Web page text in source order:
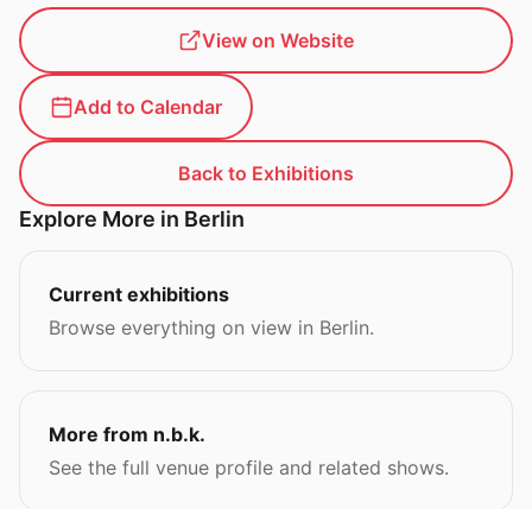
View on Website
Add to Calendar
Back to Exhibitions
Explore More in Berlin
Current exhibitions
Browse everything on view in Berlin.
More from n.b.k.
See the full venue profile and related shows.